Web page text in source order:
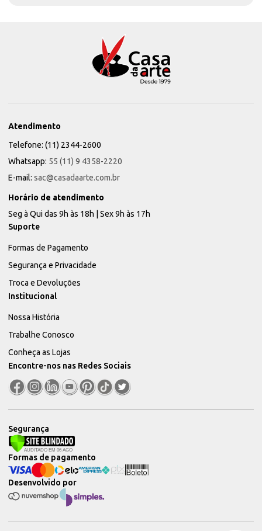
Atendimento
Telefone: (11) 2344-2600
Whatsapp: 55 (11) 9 4358-2220
E-mail: sac@casadaarte.com.br
Horário de atendimento
Seg à Qui das 9h às 18h | Sex 9h às 17h
Suporte
Formas de Pagamento
Segurança e Privacidade
Troca e Devoluções
Institucional
Nossa História
Trabalhe Conosco
Conheça as Lojas
Encontre-nos nas Redes Sociais
Segurança
Desenvolvido por
Formas de pagamento